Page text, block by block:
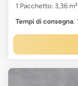
1 Pacchetto: 3,36
Tempi di consegna: